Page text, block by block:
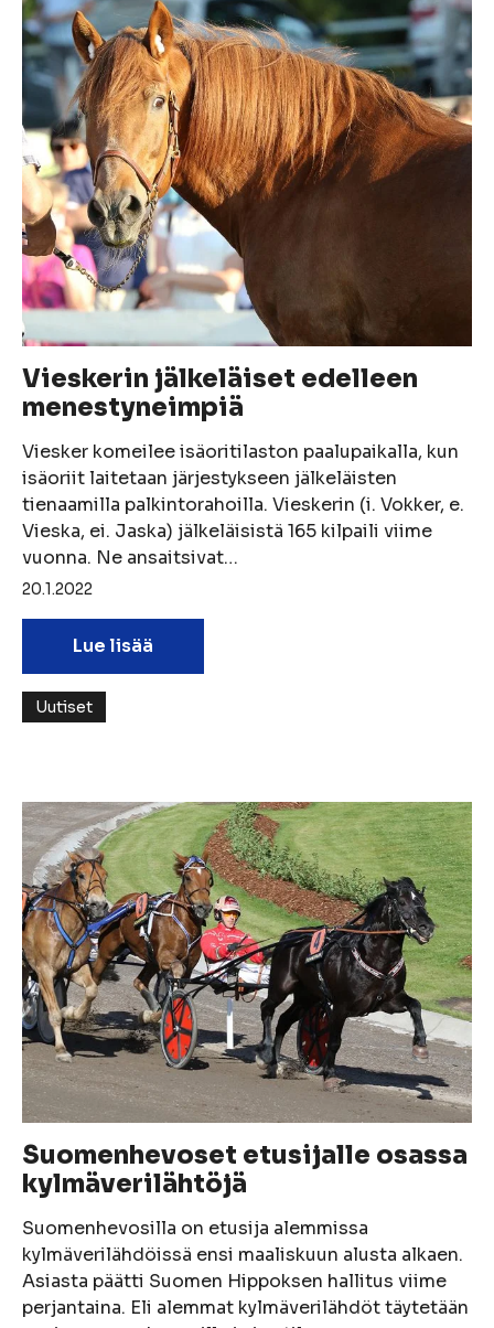
Vieskerin jälkeläiset edelleen
menestyneimpiä
Viesker komeilee isäoritilaston paalupaikalla, kun
isäoriit laitetaan järjestykseen jälkeläisten
tienaamilla palkintorahoilla. Vieskerin (i. Vokker, e.
Vieska, ei. Jaska) jälkeläisistä 165 kilpaili viime
vuonna. Ne ansaitsivat…
20.1.2022
Lue lisää
Uutiset
Suomenhevoset etusijalle osassa
kylmäverilähtöjä
Suomenhevosilla on etusija alemmissa
kylmäverilähdöissä ensi maaliskuun alusta alkaen.
Asiasta päätti Suomen Hippoksen hallitus viime
perjantaina. Eli alemmat kylmäverilähdöt täytetään